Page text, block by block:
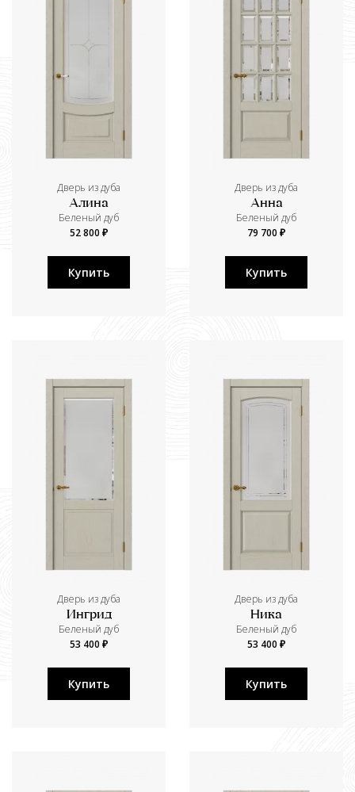
Дверь из дуба
Алина
Беленый дуб
52 800 ₽
Купить
Дверь из дуба
Анна
Беленый дуб
79 700 ₽
Купить
Дверь из дуба
Ингрид
Беленый дуб
53 400 ₽
Купить
Дверь из дуба
Ника
Беленый дуб
53 400 ₽
Купить